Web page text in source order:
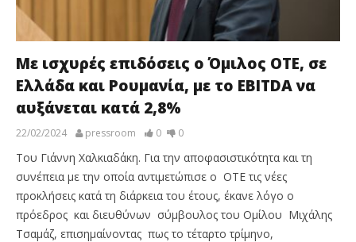
Με ισχυρές επιδόσεις ο Όμιλος ΟΤΕ, σε
Ελλάδα και Ρουμανία, με το EBITDA να
αυξάνεται κατά 2,8%
22/02/2024 pressroom 0 0
Του Γιάννη Χαλκιαδάκη. Για την αποφασιστικότητα και τη
συνέπεια με την οποία αντιμετώπισε ο ΟΤΕ τις νέες
προκλήσεις κατά τη διάρκεια του έτους, έκανε λόγο ο
πρόεδρος και διευθύνων σύμβουλος του Ομίλου Μιχάλης
Τσαμάζ, επισημαίνοντας πως το τέταρτο τρίμηνο,